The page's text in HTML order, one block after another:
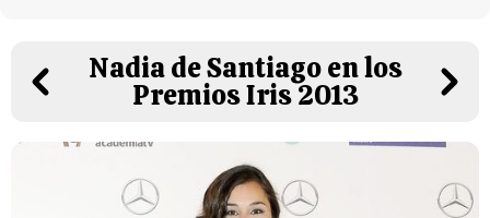
Nadia de Santiago en los
Premios Iris 2013